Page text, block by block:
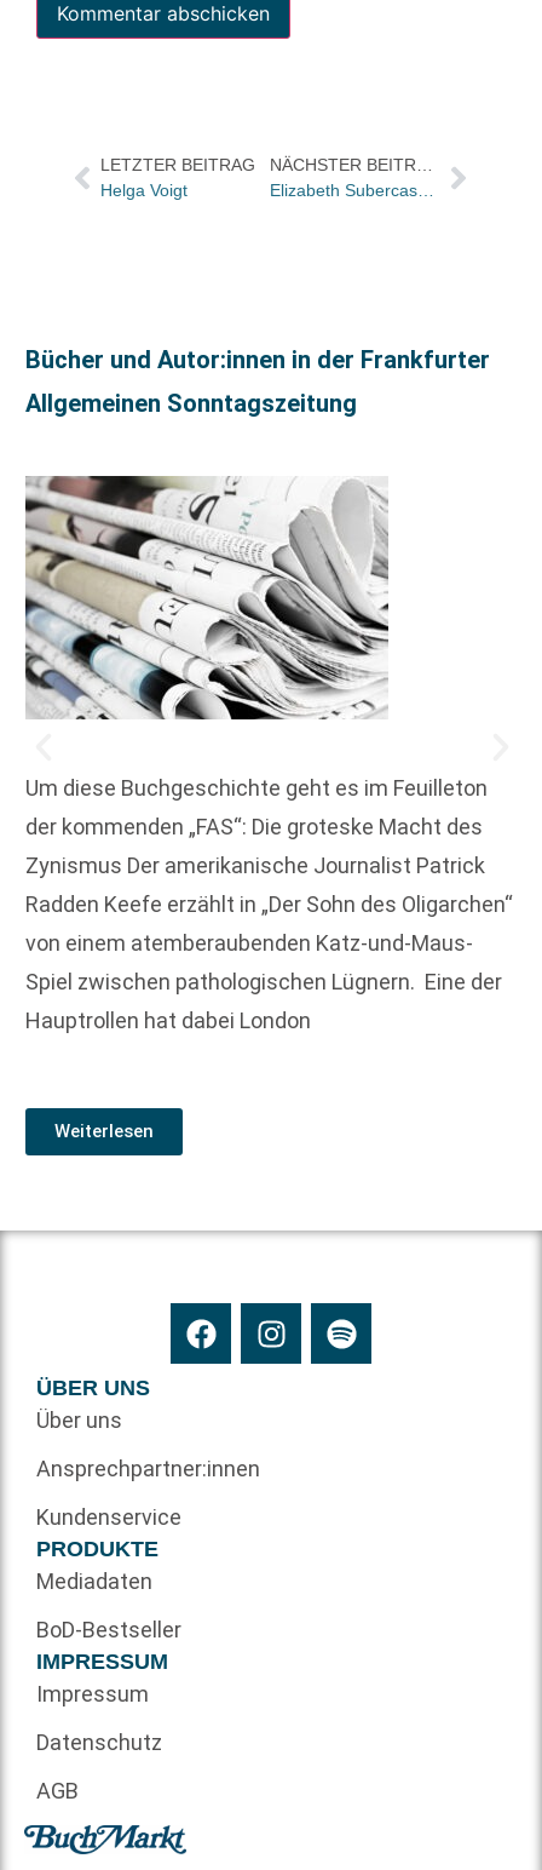
LETZTER BEITRAG
Helga Voigt
Bücher und Autor:innen in der Frankfurter
Allgemeinen Sonntagszeitung
Um diese Buchgeschichte geht es im Feuilleton
der kommenden „FAS“: Die groteske Macht des
Zynismus Der amerikanische Journalist Patrick
Radden Keefe erzählt in „Der Sohn des Oligarchen“
von einem atemberaubenden Katz-und-Maus-
Spiel ­zwischen pathologischen Lügnern. Eine der
Hauptrollen hat dabei London
Weiterlesen
ÜBER UNS
Über uns
Ansprechpartner:innen
Kundenservice
PRODUKTE
Mediadaten
BoD-Bestseller
IMPRESSUM
Impressum
Datenschutz
AGB